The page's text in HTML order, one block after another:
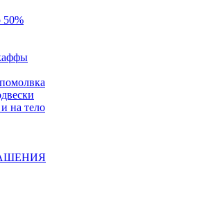
50%
на тело